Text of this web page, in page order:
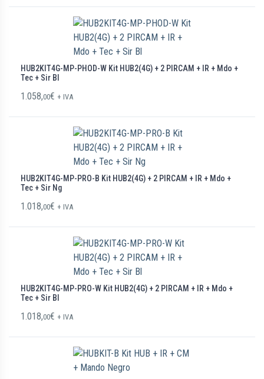
HUB2KIT4G-MP-PHOD-W Kit HUB2(4G) + 2 PIRCAM + IR + Mdo +
Tec + Sir Bl
1.058,00€ + IVA
HUB2KIT4G-MP-PRO-B Kit HUB2(4G) + 2 PIRCAM + IR + Mdo +
Tec + Sir Ng
1.018,00€ + IVA
HUB2KIT4G-MP-PRO-W Kit HUB2(4G) + 2 PIRCAM + IR + Mdo +
Tec + Sir Bl
1.018,00€ + IVA